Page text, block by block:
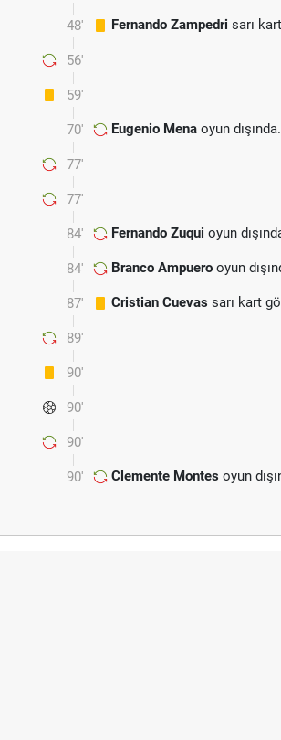
48' Fernando Zampedri sarı
56'
59'
70' Eugenio Mena oyun
77'
77'
84' Fernando Zuqui oyun
84' Branco Ampuero oyun
87' Cristian Cuevas sarı kart
89'
90'
90'
90'
90' Clemente Montes oyun